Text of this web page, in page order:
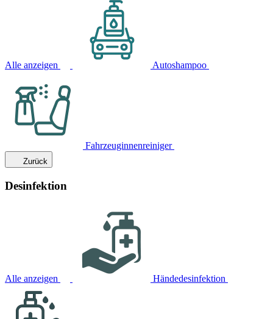
Alle anzeigen Autoshampoo
Fahrzeuginnenreiniger
Zurück
Desinfektion
Alle anzeigen Händedesinfektion